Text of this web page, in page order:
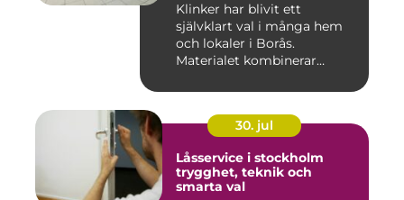
Klinker har blivit ett
självklart val i många hem
och lokaler i Borås.
Materialet kombinerar
30. jul
Låsservice i stockholm
trygghet, teknik och
smarta val